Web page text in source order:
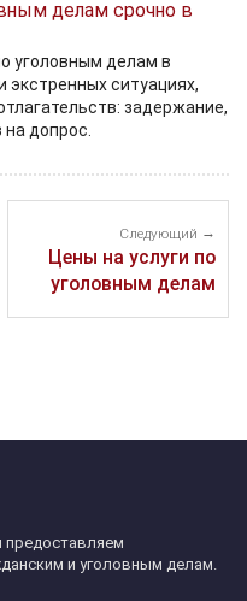
делам срочно в
уголовным делам в
экстренных ситуациях,
задержание,
на допрос.
Следующий
Цены на услуги по
уголовным делам
предоставляем
и уголовным делам.